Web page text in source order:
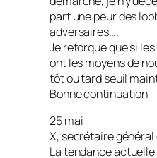
part une peur des
adversaires….
Je rétorque que si
ont les moyens de
tôt ou tard seuil
Bonne continuation
25 mai
X, secrétaire général
La tendance